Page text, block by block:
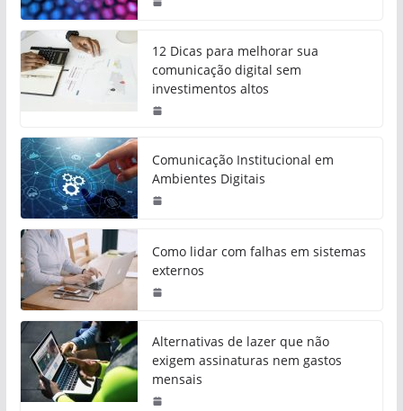
12 Dicas para melhorar sua
comunicação digital sem
investimentos altos
Comunicação Institucional em
Ambientes Digitais
Como lidar com falhas em sistemas
externos
Alternativas de lazer que não
exigem assinaturas nem gastos
mensais